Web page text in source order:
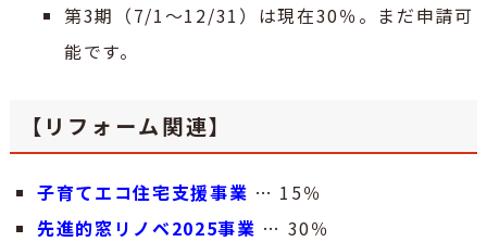
第3期（7/1～12/31）は現在30％。まだ申請可
能です。
【リフォーム関連】
子育てエコ住宅支援事業 … 15％
先進的窓リノベ2025事業 … 30％